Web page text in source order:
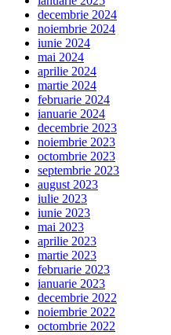
decembrie 2024
noiembrie 2024
iunie 2024
mai 2024
aprilie 2024
martie 2024
februarie 2024
ianuarie 2024
decembrie 2023
noiembrie 2023
octombrie 2023
septembrie 2023
august 2023
iulie 2023
iunie 2023
mai 2023
aprilie 2023
martie 2023
februarie 2023
ianuarie 2023
decembrie 2022
noiembrie 2022
octombrie 2022